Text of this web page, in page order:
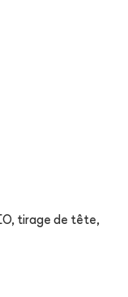
tirage de tête,